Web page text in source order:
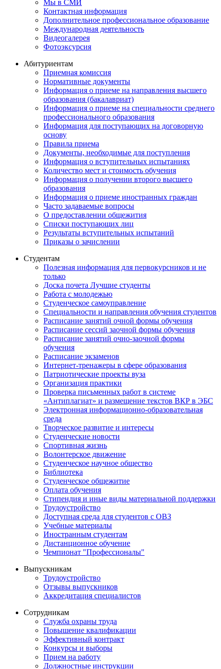
Мы в СМИ
Контактная информация
Дополнительное профессиональное образование
Международная деятельность
Видеогалерея
Фотоэксурсия
Абитуриентам
Приемная комиссия
Нормативные документы
Информация о приеме на направления высшего
образования (бакалавриат)
Информация о приеме на специальности среднего
профессионального образования
Информация для поступающих на договорную
основу
Правила приема
Документы, необходимые для поступления
Информация о вступительных испытаниях
Количество мест и стоимость обучения
Информация о получении второго высшего
образования
Информация о приеме иностранных граждан
Часто задаваемые вопросы
О предоставлении общежития
Списки поступающих лиц
Результаты вступительных испытаний
Приказы о зачислении
Студентам
Полезная информация для первокурсников и не
только
Доска почета Лучшие студенты
Работа с молодежью
Студенческое самоуправление
Специальности и направления обучения студентов
Расписание занятий очной формы обучения
Расписание сессий заочной формы обучения
Расписание занятий очно-заочной формы
обучения
Расписание экзаменов
Интернет-тренажеры в сфере образования
Патриотические проекты вуза
Организация практики
Проверка письменных работ в системе
«Антиплагиат» и размещение текстов ВКР в ЭБС
Электронная информационно-образовательная
среда
Творческое развитие и интересы
Студенческие новости
Спортивная жизнь
Волонтерское движение
Студенческое научное общество
Библиотека
Студенческое общежитие
Оплата обучения
Стипендия и иные виды материальной поддержки
Трудоустройство
Доступная среда для студентов с ОВЗ
Учебные материалы
Иностранным студентам
Дистанционное обучение
Чемпионат "Профессионалы"
Выпускникам
Трудоустройство
Отзывы выпускников
Аккредитация специалистов
Сотрудникам
Служба охраны труда
Повышение квалификации
Эффективный контракт
Конкурсы и выборы
Прием на работу
Должностные инструкции